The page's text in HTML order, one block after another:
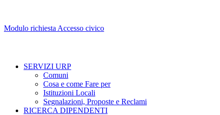
Modulo richiesta Accesso civico
SERVIZI URP
Comuni
Cosa e come Fare per
Istituzioni Locali
Segnalazioni, Proposte e Reclami
RICERCA DIPENDENTI